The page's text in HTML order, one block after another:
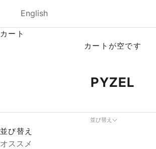
English
カート
カートが空です
PYZEL
並び替え
並び替え
オススメ